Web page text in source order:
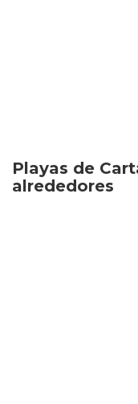
Playas de
alrededores